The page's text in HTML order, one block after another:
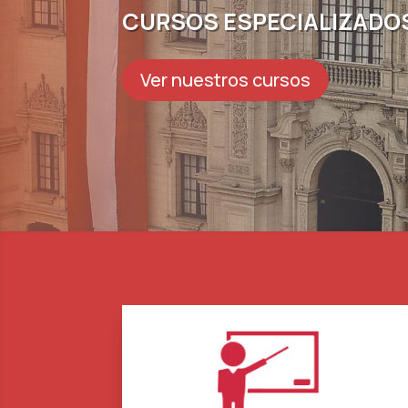
CURSOS
Ver nuestros cursos